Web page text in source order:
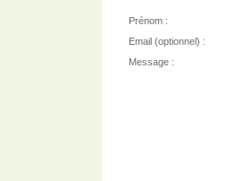
Prénom :
Email (optionnel) :
Message :